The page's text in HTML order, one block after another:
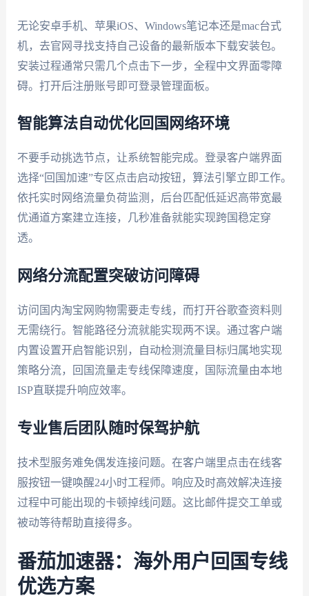
无论安卓手机、苹果iOS、Windows笔记本还是mac台式
机，去官网寻找支持自己设备的最新版本下载安装包。
安装过程通常只需几个点击下一步，全程中文界面零障
碍。打开后注册账号即可登录管理面板。
智能算法自动优化回国网络环境
不要手动挑选节点，让系统智能完成。登录客户端界面
选择“回国加速”专区点击启动按钮，算法引擎立即工作。
依托实时网络流量负荷监测，后台匹配低延迟高带宽最
优通道方案建立连接，几秒准备就能实现跨国稳定穿
透。
网络分流配置突破访问障碍
访问国内淘宝网购物需要走专线，而打开谷歌查资料则
无需绕行。智能路径分流就能实现两不误。通过客户端
内置设置开启智能识别，自动检测流量目标归属地实现
策略分流，回国流量走专线保障速度，国际流量由本地
ISP直联提升响应效率。
专业售后团队随时保驾护航
技术型服务难免偶发连接问题。在客户端里点击在线客
服按钮一键唤醒24小时工程师。响应及时高效解决连接
过程中可能出现的卡顿掉线问题。这比邮件提交工单或
被动等待帮助直接得多。
番茄加速器：海外用户回国专线
优选方案